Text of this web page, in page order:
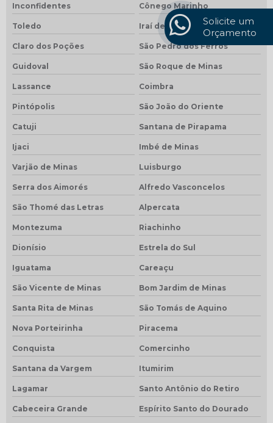
Inconfidentes Cônego Marinho
Toledo Iraí de Minas
Claro dos Poções São Pedro dos Ferros
Guidoval São Roque de Minas
Lassance Coimbra
Pintópolis São João do Oriente
Catuji Santana de Pirapama
Ijaci Imbé de Minas
Varjão de Minas Luisburgo
Serra dos Aimorés Alfredo Vasconcelos
São Thomé das Letras Alpercata
Montezuma Riachinho
Dionísio Estrela do Sul
Iguatama Careaçu
São Vicente de Minas Bom Jardim de Minas
Santa Rita de Minas São Tomás de Aquino
Nova Porteirinha Piracema
Conquista Comercinho
Santana da Vargem Itumirim
Lagamar Santo Antônio do Retiro
Cabeceira Grande Espírito Santo do Dourado
Solicite um
Orçamento